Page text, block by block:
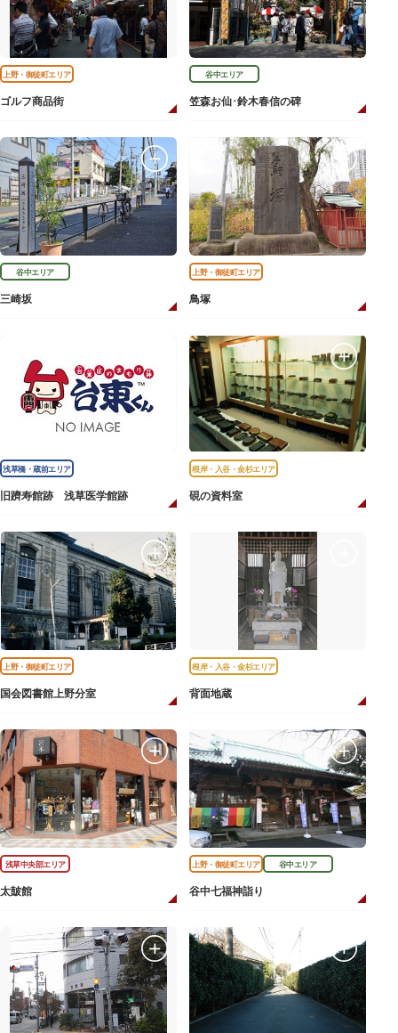
上野・御徒町エリア
ゴルフ商品街
谷中エリア
笠森お仙･鈴木春信の碑
谷中エリア
三崎坂
上野・御徒町エリア
鳥塚
浅草橋・蔵前エリア
旧躋寿館跡 浅草医学館跡
根岸・入谷・金杉エリア
硯の資料室
上野・御徒町エリア
国会図書館上野分室
根岸・入谷・金杉エリア
背面地蔵
浅草中央部エリア
太皷館
上野・御徒町エリア 谷中エリア
谷中七福神詣り